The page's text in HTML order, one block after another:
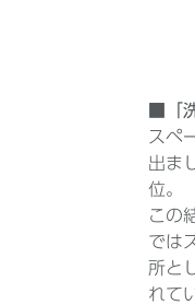
■「
ス ペ
出ま
位。
この
では
所と
れて